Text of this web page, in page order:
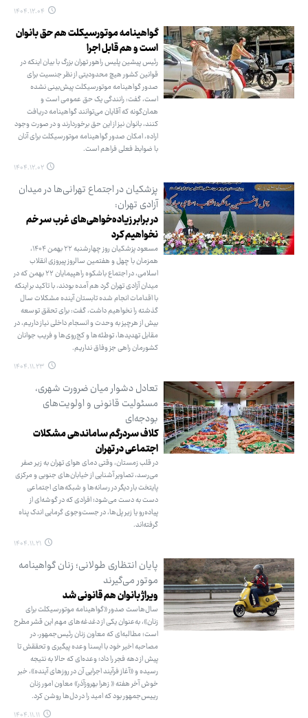
۱۴۰۴.۱۲.۰۴
گواهینامه موتورسیکلت هم حق بانوان
است و هم قابل اجرا
رئیس پیشین پلیس راهور تهران بزرگ با بیان اینکه در
قوانین کشور هیچ محدودیتی از نظر جنسیت برای
صدور گواهینامه موتورسیکلت پیش‌بینی نشده
است، گفت: رانندگی یک حق عمومی است و
همان‌گونه که آقایان می‌توانند گواهینامه دریافت
کنند، بانوان نیز از این حق برخوردارند و در صورت وجود
اراده، امکان صدور گواهینامه موتورسیکلت برای آنان
با ضوابط فعلی فراهم است.
۱۴۰۴.۱۲.۰۲
پزشکیان در اجتماع تهرانی‌ها در میدان
آزادی تهران:
در برابر زیاده‌خواهی‌های غرب سر خم
نخواهیم کرد
مسعود پزشکیان روز چهارشنبه ۲۲ بهمن ۱۴۰۴،
همزمان با چهل و هفتمین سالروز پیروزی انقلاب
اسلامی، در اجتماع باشکوه راهپیمایان ۲۲ بهمن که در
میدان آزادی تهران گرد هم آمده بودند، با تاکید بر اینکه
با اقدامات انجام شده تابستان آینده مشکلات سال
گذشته را نخواهیم داشت، گفت: برای تحقق توسعه
بیش از هرچیز به وحدت و انسجام داخلی نیاز داریم، در
مقابل تهدیدها، توطئه‌ها و کج‌روی‌ها و فریب جوانان
کشورمان راهی جز وفاق نداریم.
۱۴۰۴.۱۱.۲۳
تعادل دشوار میان ضرورت شهری،
مسئولیت قانونی و اولویت‌های
بودجه‌ای
کلاف سردرگم ساماندهی مشکلات
اجتماعی در تهران
در قلب زمستان، وقتی دمای هوای تهران به زیر صفر
می‌رسد، تصاویر آشنایی از خیابان‌های جنوبی و مرکزی
پایتخت بار دیگر در رسانه‌ها و شبکه‌های اجتماعی
دست به دست می‌شود؛ افرادی که در گوشه‌ای از
پیاده‌رو یا زیر پل‌ها، در جست‌وجوی گرمایی اندک پناه
گرفته‌اند.
۱۴۰۴.۱۱.۲۱
پایان انتظاری طولانی؛ زنان گواهینامه
موتور می‌گیرند
ویراژ بانوان هم قانونی شد
سال‌هاست صدور «گواهینامه موتورسیکلت برای
زنان»، به‌عنوان یکی از دغدغه‌های مهم این قشر مطرح
است؛ مطالبه‌ای که معاون زنان رئیس‌جمهور، در
مصاحبه اخیر خود با ایسنا وعده پیگیری و تحققش تا
پیش از دهه فجر را داد؛ وعده‌ای که حالا به نتیجه
رسیده و «آغاز فرآیند اجرایی آن در روزهای آینده»، خبر
خوش آخر هفته « زهرا بهروزآذر» معاون امور زنان
رییس‌جمهور بود که امید را در دل‌ها روشن کرد.
۱۴۰۴.۱۱.۱۱